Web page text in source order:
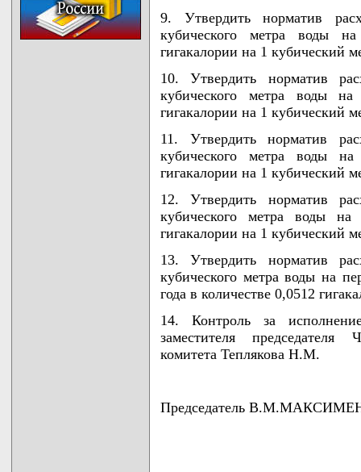
9. Утвердить норматив
кубического метра воды
гигакалории на 1 кубический
10. Утвердить норматив
кубического метра воды
гигакалории на 1 кубический
11. Утвердить норматив
кубического метра воды
гигакалории на 1 кубический
12. Утвердить норматив
кубического метра воды на
гигакалории на 1 кубический
13. Утвердить норматив
кубического метра воды на
года в количестве 0,0512
14. Контроль за
заместителя председателя
комитета Теплякова Н.М.
Председатель